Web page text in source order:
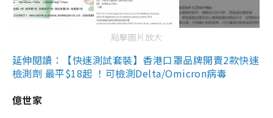
點擊圖片放大
延伸閱讀：【快速測試套裝】香港口罩品牌開賣2款快速
檢測劑 最平$18起 ！可檢測Delta/Omicron病毒
億世家